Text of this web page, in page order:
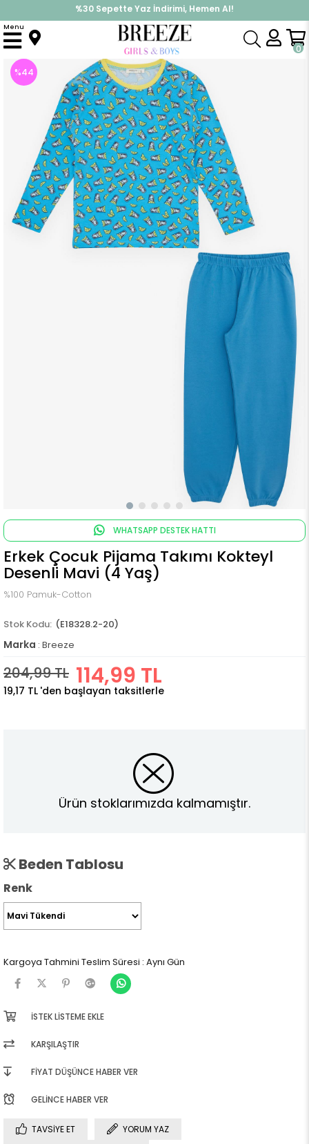
%30 Sepette Yaz İndirimi, Hemen Al!
İndirimlere ek %10 İndirimi Kap, Hemen Üye Ol!
0
Menu
Anasayfa Pijama & İç Giyim ERKEK Pijama Takımı
%44
WHATSAPP DESTEK HATTI
Erkek Çocuk Pijama Takımı Kokteyl
Desenli Mavi (4 Yaş)
%100 Pamuk-Cotton
(E18328.2-20)
Marka : Breeze
204,99 TL 114,99 TL
19,17 TL 'den başlayan taksitlerle
Ürün stoklarımızda kalmamıştır.
Beden Tablosu
Renk
Kargoya Tahmini Teslim Süresi : Aynı Gün
İSTEK LISTEME EKLE
KARŞILAŞTIR
FIYAT DÜŞÜNCE HABER VER
GELINCE HABER VER
TAVSIYE ET
YORUM YAZ